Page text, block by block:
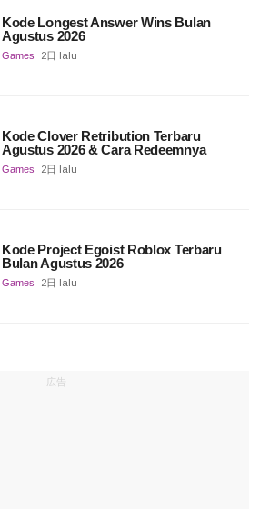
Kode Longest Answer Wins Bulan
Agustus 2026
Games 2日 lalu
Kode Clover Retribution Terbaru
Agustus 2026 & Cara Redeemnya
Games 2日 lalu
Kode Project Egoist Roblox Terbaru
Bulan Agustus 2026
Games 2日 lalu
広告